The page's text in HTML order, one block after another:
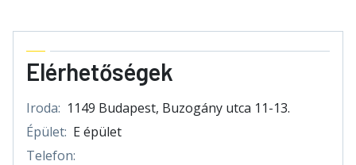
Elérhetőségek
Iroda: 1149 Budapest, Buzogány utca 11-13.
Épület: E épület
Telefon: